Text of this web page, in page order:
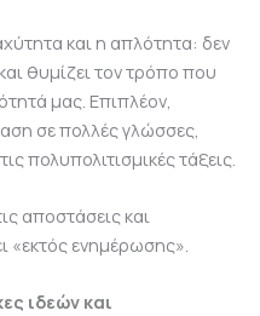
και η απλότητα: δεν
θυμίζει τον τρόπο που
μας. Επιπλέον,
σε πολλές γλώσσες,
πολυπολιτισμικές τάξεις.
αποστάσεις και
«εκτός ενημέρωσης».
ιδεών και